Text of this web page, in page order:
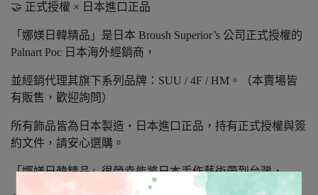
🤝 正式授權 × 日本進口正品
「娜媄日韓精品」是日本 Broush Superior’s 公司正式授權的
Palnart Poc 日本海外經銷商，
並經銷代理其旗下系列品牌：SUU / 4F / HM。（本賣場皆
有販售，歡迎詢問）
所有飾品皆為日本製造‧日本進口正品，持有正式授權與簽
約文件，請安心選購。
「娜媄日韓精品」很榮幸能將日本手作藝術帶到台灣，